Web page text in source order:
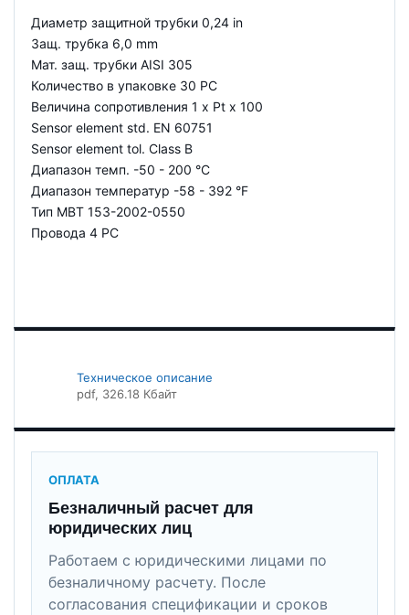
Диаметр защитной трубки 0,24 in
Защ. трубка 6,0 mm
Мат. защ. трубки AISI 305
Количество в упаковке 30 PC
Величина сопротивления 1 x Pt x 100
Sensor element std. EN 60751
Sensor element tol. Class B
Диапазон темп. -50 - 200 °C
Диапазон температур -58 - 392 °F
Тип MBT 153-2002-0550
Провода 4 PC
Техническое описание
pdf, 326.18 Кбайт
ОПЛАТА
Безналичный расчет для
юридических лиц
Работаем с юридическими лицами по
безналичному расчету. После
согласования спецификации и сроков